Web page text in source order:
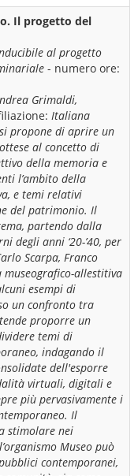
Il progetto del
al progetto
- numero ore:
Grimaldi,
Italiana
propone di aprire un
al concetto di
della memoria e
l’ambito della
e temi relativi
del patrimonio. Il
partendo dalla
degli anni ‘20-’40, per
Scarpa, Franco
allestitiva
esempi di
un confronto tra
proporre un
temi di
indagando il
dell'esporre
virtuali, digitali e
più pervasivamente i
Il
stimolare nei
Museo può
contemporanei,